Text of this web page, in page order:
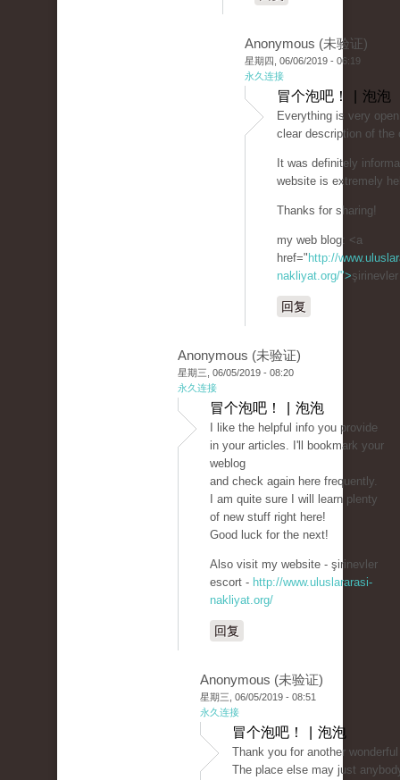
Anonymous (未验证)
星期四, 06/06/2019 - 06:19
永久连接
冒个泡吧！ | 泡泡
Everything is very
clear description of the
It was definitely
website is extremely
Thanks for sharing!
my web blog: <a
href=" http://
nakliyat.org/">
回复
Anonymous (未验证)
星期三, 06/05/2019 - 08:20
永久连接
冒个泡吧！ | 泡泡
I like the helpful info you provide
in your articles. I'll bookmark your
weblog
and check again here frequently.
I am quite sure I will learn plenty
of new stuff right here!
Good luck for the next!
Also visit my website - şirinevler
escort - http://www.uluslararasi-
nakliyat.org/
回复
Anonymous (未验证)
星期三, 06/05/2019 - 08:51
永久连接
冒个泡吧！ | 泡泡
Thank you for another
The place else may just